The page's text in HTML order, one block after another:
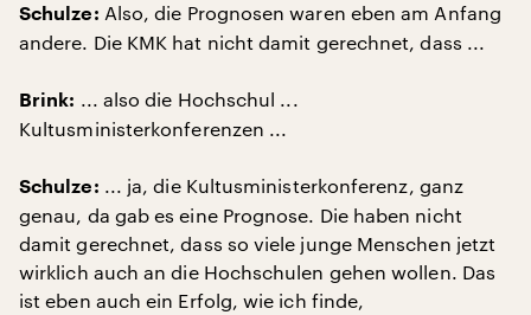
Schulze: Also, die Prognosen waren eben am Anfang
andere. Die KMK hat nicht damit gerechnet, dass ...
Brink: ... also die Hochschul ...
Kultusministerkonferenzen ...
Schulze: ... ja, die Kultusministerkonferenz, ganz
genau, da gab es eine Prognose. Die haben nicht
damit gerechnet, dass so viele junge Menschen jetzt
wirklich auch an die Hochschulen gehen wollen. Das
ist eben auch ein Erfolg, wie ich finde,